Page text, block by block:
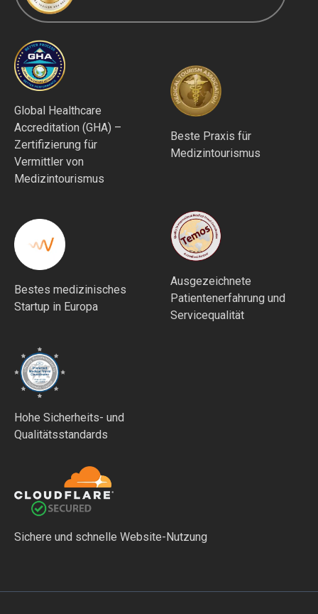
Global Healthcare
Accreditation (GHA) –
Zertifizierung für
Vermittler von
Medizintourismus
Beste Praxis für
Medizintourismus
Bestes medizinisches
Startup in Europa
Ausgezeichnete
Patientenerfahrung und
Servicequalität
Hohe Sicherheits- und
Qualitätsstandards
Sichere und schnelle Website-Nutzung